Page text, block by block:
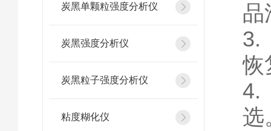
炭黑单颗粒强度分析仪
炭黑强度分析仪
炭黑粒子强度分析仪
粘度糊化仪
品
3.
恢
4.
选